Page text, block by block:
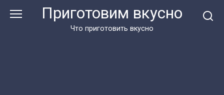
Приготовим вкусно
Что приготовить вкусно